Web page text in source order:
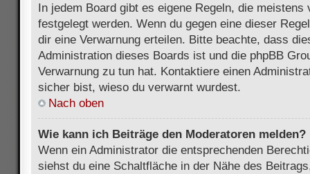
In jedem Board gibt es eigene Regeln, die meistens
festgelegt werden. Wenn du gegen eine dieser
dir eine Verwarnung erteilen. Bitte beachte, dass
Administration dieses Boards ist und die phpBB
Verwarnung zu tun hat. Kontaktiere einen
sicher bist, wieso du verwarnt wurdest.
Nach oben
Wie kann ich Beiträge den Moderatoren melden?
Wenn ein Administrator die entsprechenden
siehst du eine Schaltfläche in der Nähe des